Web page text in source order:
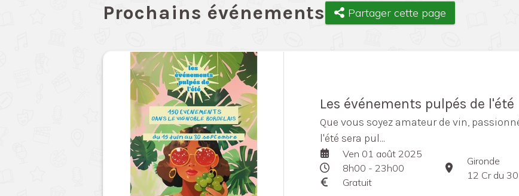
Prochains événements Partager cette page
Les événements pulpés de l'été
Que vous soyez amateur de vin,
l'été sera pul...
Ven 01 août 2025
8h00 - 23h00
Gratuit
Gironde
12 Cr du